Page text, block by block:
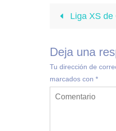
Liga XS de
Deja una
Tu dirección de
marcados con *